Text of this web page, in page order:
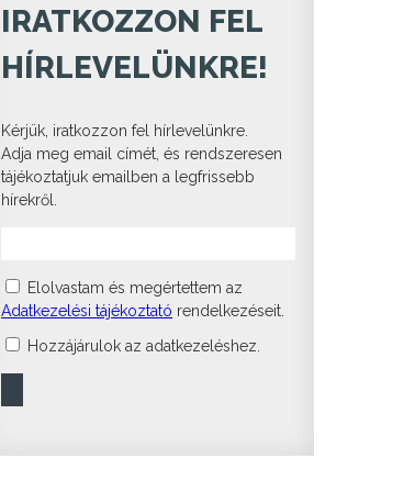
IRATKOZZON FEL
HÍRLEVELÜNKRE!
Kérjük, iratkozzon fel hírlevelünkre.
Adja meg email címét, és rendszeresen
tájékoztatjuk emailben a legfrissebb
hírekről.
Elolvastam és megértettem az
Adatkezelési tájékoztató rendelkezéseit.
Hozzájárulok az adatkezeléshez.